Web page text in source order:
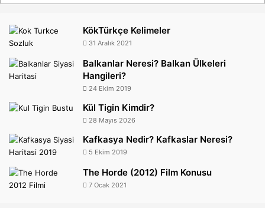
KökTürkçe Kelimeler
31 Aralık 2021
Balkanlar Neresi? Balkan Ülkeleri
Hangileri?
24 Ekim 2019
Kül Tigin Kimdir?
28 Mayıs 2026
Kafkasya Nedir? Kafkaslar Neresi?
5 Ekim 2019
The Horde (2012) Film Konusu
7 Ocak 2021